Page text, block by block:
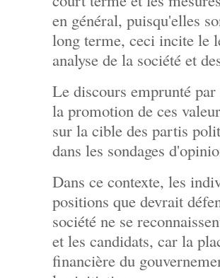
en général, puisqu'elles
long terme, ceci incite le
analyse de la société et
Le discours emprunté
la promotion de ces
sur la cible des partis
dans les sondages
Dans ce contexte, les
positions que devrait
société ne se
et les candidats, car la
financière du